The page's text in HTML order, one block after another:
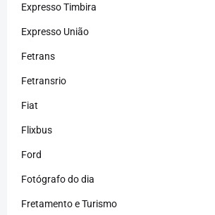
Expresso Timbira
Expresso União
Fetrans
Fetransrio
Fiat
Flixbus
Ford
Fotógrafo do dia
Fretamento e Turismo